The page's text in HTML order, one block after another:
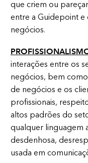
que criem ou
entre a Guidepoint
negócios.
interações entre os
negócios, bem
de negócios e os
profissionais,
altos padrões do
qualquer linguagem
desdenhosa,
usada em